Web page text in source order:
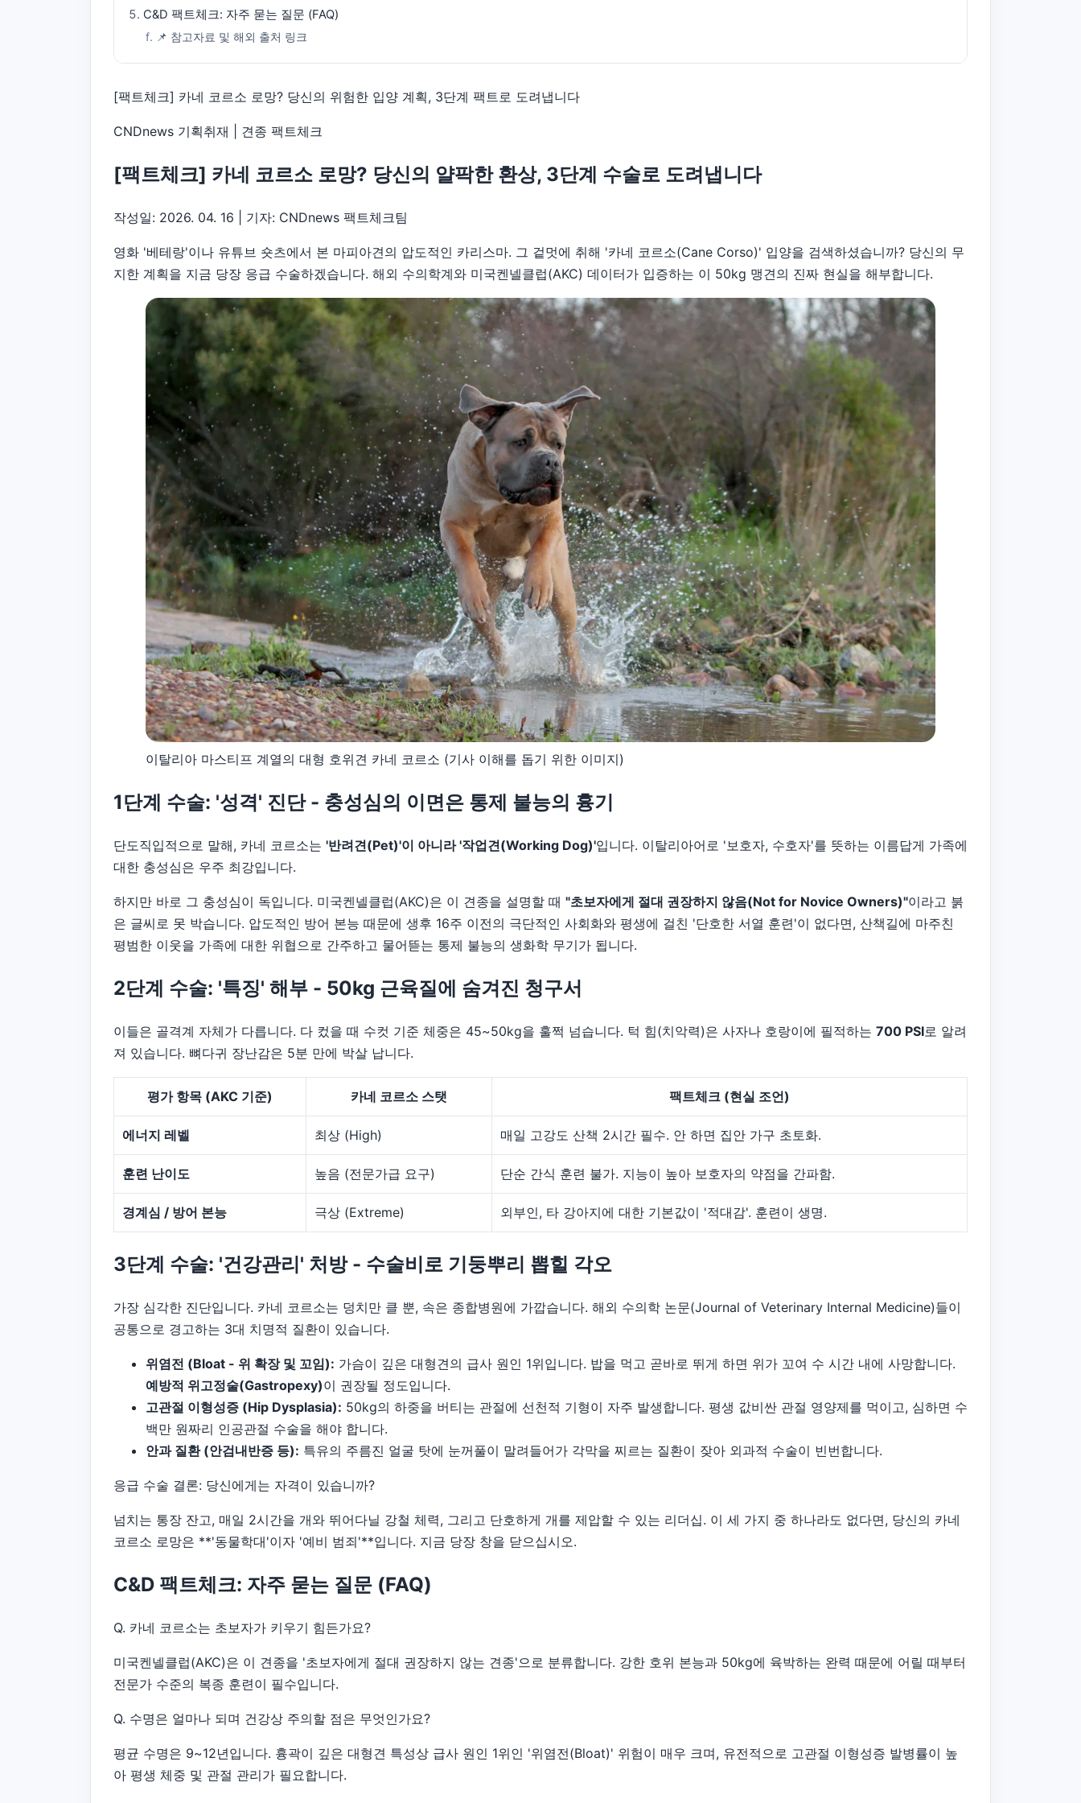
C&D 팩트체크: 자주 묻는 질문 (FAQ)
📌 참고자료 및 해외 출처 링크
[팩트체크] 카네 코르소 로망? 당신의 위험한 입양 계획, 3단계 팩트로 도려냅니다
CNDnews 기획취재 | 견종 팩트체크
[팩트체크] 카네 코르소 로망? 당신의 얄팍한 환상, 3단계 수술로 도려냅니다
작성일: 2026. 04. 16 | 기자: CNDnews 팩트체크팀
영화 '베테랑'이나 유튜브 숏츠에서 본 마피아견의 압도적인 카리스마. 그 겉멋에 취해 '카네 코르소(Cane Corso)' 입양을 검색하셨습니까? 당신의 무
지한 계획을 지금 당장 응급 수술하겠습니다. 해외 수의학계와 미국켄넬클럽(AKC) 데이터가 입증하는 이 50kg 맹견의 진짜 현실을 해부합니다.
이탈리아 마스티프 계열의 대형 호위견 카네 코르소 (기사 이해를 돕기 위한 이미지)
1단계 수술: '성격' 진단 - 충성심의 이면은 통제 불능의 흉기
단도직입적으로 말해, 카네 코르소는 '반려견(Pet)'이 아니라 '작업견(Working Dog)'입니다. 이탈리아어로 '보호자, 수호자'를 뜻하는 이름답게 가족에
대한 충성심은 우주 최강입니다.
하지만 바로 그 충성심이 독입니다. 미국켄넬클럽(AKC)은 이 견종을 설명할 때 "초보자에게 절대 권장하지 않음(Not for Novice Owners)"이라고 붉
은 글씨로 못 박습니다. 압도적인 방어 본능 때문에 생후 16주 이전의 극단적인 사회화와 평생에 걸친 '단호한 서열 훈련'이 없다면, 산책길에 마주친
평범한 이웃을 가족에 대한 위협으로 간주하고 물어뜯는 통제 불능의 생화학 무기가 됩니다.
2단계 수술: '특징' 해부 - 50kg 근육질에 숨겨진 청구서
이들은 골격계 자체가 다릅니다. 다 컸을 때 수컷 기준 체중은 45~50kg을 훌쩍 넘습니다. 턱 힘(치악력)은 사자나 호랑이에 필적하는 700 PSI로 알려
져 있습니다. 뼈다귀 장난감은 5분 만에 박살 납니다.
평가 항목 (AKC 기준) 카네 코르소 스탯 팩트체크 (현실 조언)
에너지 레벨 최상 (High) 매일 고강도 산책 2시간 필수. 안 하면 집안 가구 초토화.
훈련 난이도 높음 (전문가급 요구) 단순 간식 훈련 불가. 지능이 높아 보호자의 약점을 간파함.
경계심 / 방어 본능 극상 (Extreme) 외부인, 타 강아지에 대한 기본값이 '적대감'. 훈련이 생명.
3단계 수술: '건강관리' 처방 - 수술비로 기둥뿌리 뽑힐 각오
가장 심각한 진단입니다. 카네 코르소는 덩치만 클 뿐, 속은 종합병원에 가깝습니다. 해외 수의학 논문(Journal of Veterinary Internal Medicine)들이
공통으로 경고하는 3대 치명적 질환이 있습니다.
위염전 (Bloat - 위 확장 및 꼬임): 가슴이 깊은 대형견의 급사 원인 1위입니다. 밥을 먹고 곧바로 뛰게 하면 위가 꼬여 수 시간 내에 사망합니다.
예방적 위고정술(Gastropexy)이 권장될 정도입니다.
고관절 이형성증 (Hip Dysplasia): 50kg의 하중을 버티는 관절에 선천적 기형이 자주 발생합니다. 평생 값비싼 관절 영양제를 먹이고, 심하면 수
백만 원짜리 인공관절 수술을 해야 합니다.
안과 질환 (안검내반증 등): 특유의 주름진 얼굴 탓에 눈꺼풀이 말려들어가 각막을 찌르는 질환이 잦아 외과적 수술이 빈번합니다.
응급 수술 결론: 당신에게는 자격이 있습니까?
넘치는 통장 잔고, 매일 2시간을 개와 뛰어다닐 강철 체력, 그리고 단호하게 개를 제압할 수 있는 리더십. 이 세 가지 중 하나라도 없다면, 당신의 카네
코르소 로망은 **'동물학대'이자 '예비 범죄'**입니다. 지금 당장 창을 닫으십시오.
C&D 팩트체크: 자주 묻는 질문 (FAQ)
Q. 카네 코르소는 초보자가 키우기 힘든가요?
미국켄넬클럽(AKC)은 이 견종을 '초보자에게 절대 권장하지 않는 견종'으로 분류합니다. 강한 호위 본능과 50kg에 육박하는 완력 때문에 어릴 때부터
전문가 수준의 복종 훈련이 필수입니다.
Q. 수명은 얼마나 되며 건강상 주의할 점은 무엇인가요?
평균 수명은 9~12년입니다. 흉곽이 깊은 대형견 특성상 급사 원인 1위인 '위염전(Bloat)' 위험이 매우 크며, 유전적으로 고관절 이형성증 발병률이 높
아 평생 체중 및 관절 관리가 필요합니다.